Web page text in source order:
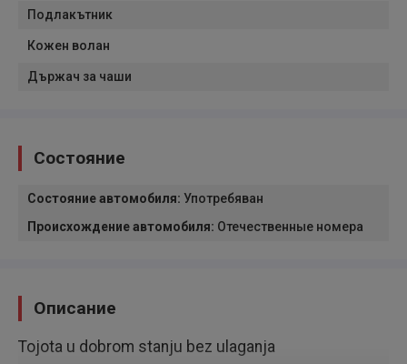
Подлакътник
Кожен волан
Държач за чаши
Состояние
Состояние автомобиля: Употребяван
Происхождение автомобиля: Отечественные номера
Описание
Tojota u dobrom stanju bez ulaganja